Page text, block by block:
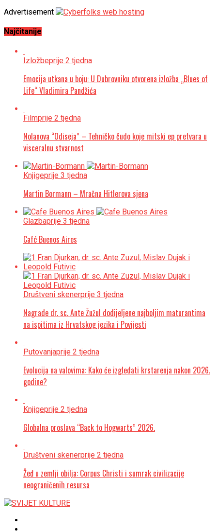
Advertisement
Najčitanije
Izložbeprije 2 tjedna
Emocija utkana u boju: U Dubrovniku otvorena izložba „Blues of
Life“ Vladimira Pandžića
Filmprije 2 tjedna
Nolanova “Odiseja” – Tehničko čudo koje mitski ep pretvara u
visceralnu stvarnost
Knjigeprije 3 tjedna
Martin Bormann – Mračna Hitlerova sjena
Glazbaprije 3 tjedna
Café Buenos Aires
Društveni skenerprije 3 tjedna
Nagrade dr. sc. Ante Žužul dodijeljene najboljim maturantima
na ispitima iz Hrvatskog jezika i Povijesti
Putovanjaprije 2 tjedna
Evolucija na valovima: Kako će izgledati krstarenja nakon 2026.
godine?
Knjigeprije 2 tjedna
Globalna proslava “Back to Hogwarts” 2026.
Društveni skenerprije 2 tjedna
Žeđ u zemlji obilja: Corpus Christi i sumrak civilizacije
neograničenih resursa